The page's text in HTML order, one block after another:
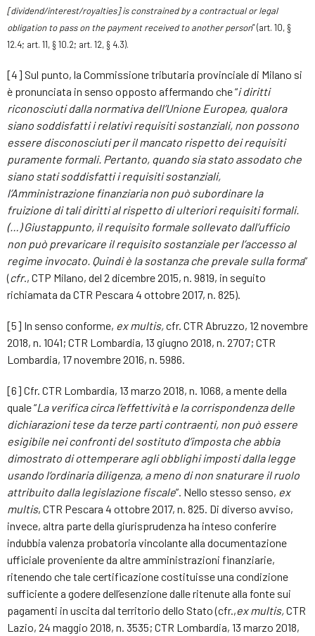
[dividend/interest/royalties] is constrained by a contractual or legal
obligation to pass on the payment received to another person” (art. 10, §
12.4; art. 11, § 10.2; art. 12, § 4.3).
[4] Sul punto, la Commissione tributaria provinciale di Milano si
è pronunciata in senso opposto affermando che “i diritti
riconosciuti dalla normativa dell’Unione Europea, qualora
siano soddisfatti i relativi requisiti sostanziali, non possono
essere disconosciuti per il mancato rispetto dei requisiti
puramente formali. Pertanto, quando sia stato assodato che
siano stati soddisfatti i requisiti sostanziali,
l’Amministrazione finanziaria non può subordinare la
fruizione di tali diritti al rispetto di ulteriori requisiti formali.
(…) Giustappunto, il requisito formale sollevato dall’ufficio
non può prevaricare il requisito sostanziale per l’accesso al
regime invocato. Quindi è la sostanza che prevale sulla forma”
(cfr., CTP Milano, del 2 dicembre 2015, n. 9819, in seguito
richiamata da CTR Pescara 4 ottobre 2017, n. 825).
[5] In senso conforme, ex multis,cfr. CTR Abruzzo, 12 novembre
2018, n. 1041; CTR Lombardia, 13 giugno 2018, n. 2707; CTR
Lombardia, 17 novembre 2016, n. 5986.
[6] Cfr. CTR Lombardia, 13 marzo 2018, n. 1068, a mente della
quale “La verifica circa l’effettività e la corrispondenza delle
dichiarazioni tese da terze parti contraenti, non può essere
esigibile nei confronti del sostituto d’imposta che abbia
dimostrato di ottemperare agli obblighi imposti dalla legge
usando l’ordinaria diligenza, a meno di non snaturare il ruolo
attribuito dalla legislazione fiscale”. Nello stesso senso, ex
multis, CTR Pescara 4 ottobre 2017, n. 825. Di diverso avviso,
invece, altra parte della giurisprudenza ha inteso conferire
indubbia valenza probatoria vincolante alla documentazione
ufficiale proveniente da altre amministrazioni finanziarie,
ritenendo che tale certificazione costituisse una condizione
sufficiente a godere dell’esenzione dalle ritenute alla fonte sui
pagamenti in uscita dal territorio dello Stato (cfr.,ex multis,CTR
Lazio, 24 maggio 2018, n. 3535; CTR Lombardia, 13 marzo 2018,